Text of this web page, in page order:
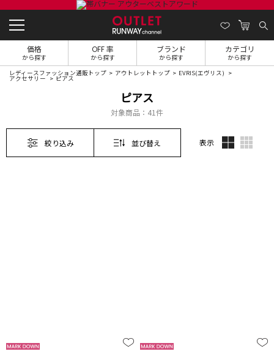
価格
から探す
OFF 率
から探す
ブランド
から探す
カテゴリ
から探す
レディースファッション通販トップ アウトレットトップ EVRIS(エヴリス)
アクセサリー ピアス
ピアス
対象商品： 41件
絞り込み 並び替え 表示